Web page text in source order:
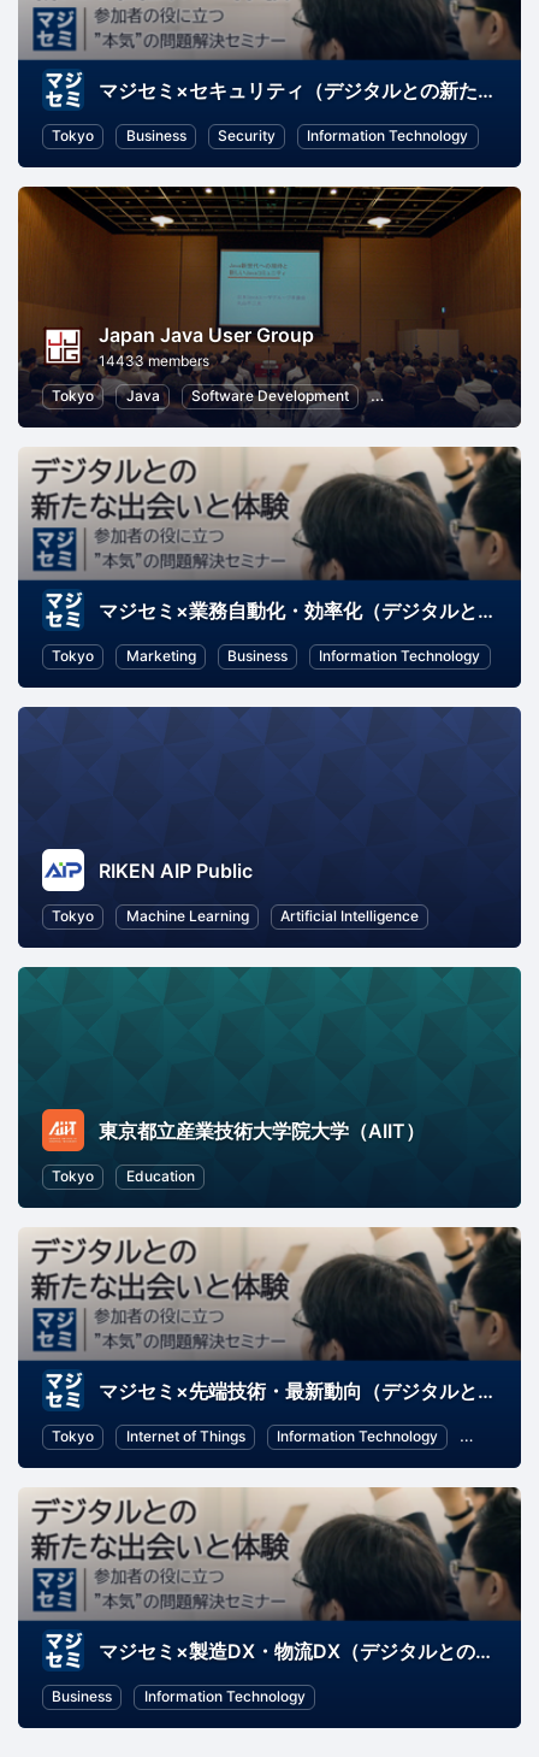
マジセミ×セキュリティ（デジタルとの新たな出会いと体験）
Tokyo Business Security Information Technology
Japan Java User Group
14433 members
Tokyo
Java Software Development Programming
マジセミ×業務自動化・効率化（デジタルとの新たな出会いと体験）
Tokyo Marketing Business Information Technology
RIKEN AIP Public
Tokyo Machine Learning Artificial Intelligence
東京都立産業技術大学院大学（AIIT）
Tokyo Education
マジセミ×先端技術・最新動向（デジタルとの新たな出会いと体験）
Tokyo Internet of Things Information Technology Artificial
マジセミ×製造DX・物流DX（デジタルとの新たな出会いと体験）
Business Information Technology